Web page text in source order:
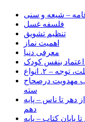
– شیعه و سنی
فلسفه غسل
تنظیم تشویق
اهمیت نماز
معرفی دنیا
بنفس کودک
توجه – ۲. انواع
مهدویت درصحاح
سته
از دهر تا ناس – پایه
دهم
تا پایان کتاب – پایه